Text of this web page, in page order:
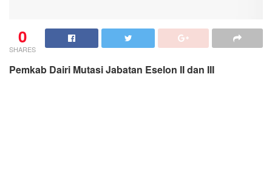
0
SHARES
Pemkab Dairi Mutasi Jabatan Eselon II dan III